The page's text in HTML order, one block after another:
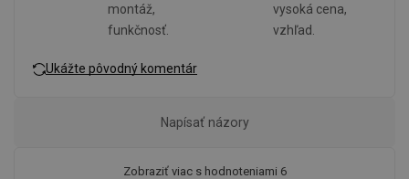
montáž,
funkčnosť.
vysoká cena,
vzhľad.
Ukážte pôvodný komentár
Zobraziť viac s hodnoteniami 6
Napísať názory